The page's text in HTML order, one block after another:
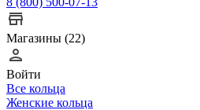
Магазины (22)
Войти
Все кольца
Женские кольца